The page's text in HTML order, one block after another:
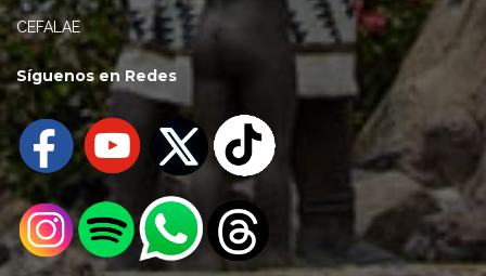
CEFALAE
Síguenos en Redes